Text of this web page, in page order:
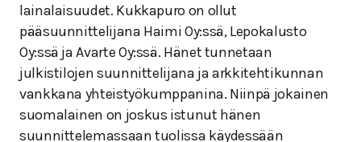
lainalaisuudet. Kukkapuro on ollut
pääsuunnittelijana Haimi Oy:ssä, Lepokalusto
Oy:ssä ja Avarte Oy:ssä. Hänet tunnetaan
julkistilojen suunnittelijana ja arkkitehtikunnan
vankkana yhteistyökumppanina. Niinpä jokainen
suomalainen on joskus istunut hänen
suunnittelemassaan tuolissa käydessään